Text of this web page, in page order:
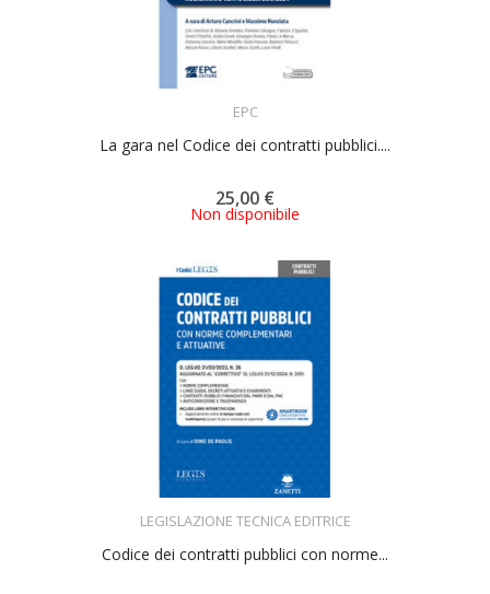
EPC
La gara nel Codice dei contratti pubblici....
25,00 €
Non disponibile
LEGISLAZIONE TECNICA EDITRICE
Codice dei contratti pubblici con norme...